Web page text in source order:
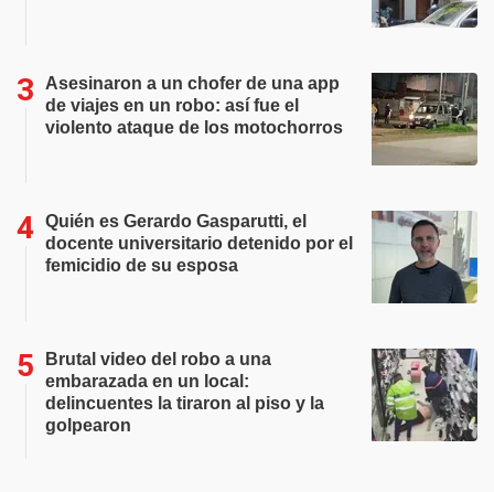
Asesinaron a un chofer de una app
de viajes en un robo: así fue el
violento ataque de los motochorros
Quién es Gerardo Gasparutti, el
docente universitario detenido por el
femicidio de su esposa
Brutal video del robo a una
embarazada en un local:
delincuentes la tiraron al piso y la
golpearon